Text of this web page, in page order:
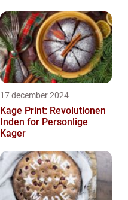
17 december 2024
Kage Print: Revolutionen
Inden for Personlige
Kager